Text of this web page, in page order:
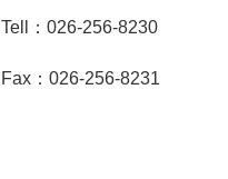
Tell：026-256-8230
Fax：026-256-8231